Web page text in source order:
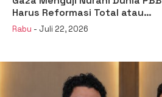
Harus Reformasi Total atau
Kehilangan Legitimasi
Rabu - Juli 22, 2026